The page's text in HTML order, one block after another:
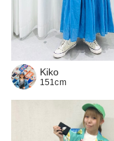
Kiko
151cm